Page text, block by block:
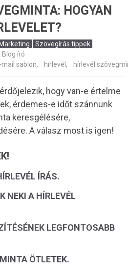
HOGYAN
Szövegírás tippek
Blog író
mail sablon, hírlevél , hírlevél
hogy van-e értelme
érdemes-e időt szánnunk
keresgélésére,
A válasz most is igen!
ÍRÁS.
NEKI A HÍRLEVÉL
LEGFONTOSABB
ÖTLETEK.